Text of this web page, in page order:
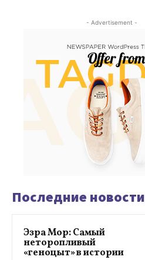
- Advertisement -
Последние новости
Эзра Мор: Самый
неторопливый
«геноцыт» в истории